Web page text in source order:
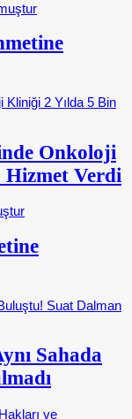
Onkoloji
Hizmet Verdi
Sahada